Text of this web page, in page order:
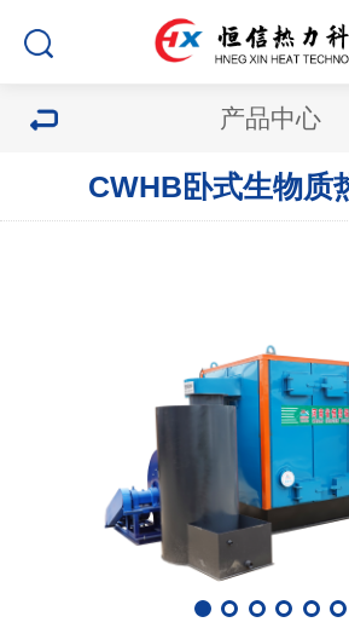
产品中心
CWHB卧式生物质